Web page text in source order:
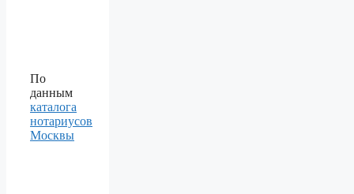
По
данным
каталога
нотариусов
Москвы